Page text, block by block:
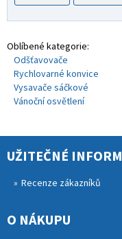
Oblíbené kategorie:
Odšťavovače
Rychlovarné konvice
Vysavače sáčkové
Vánoční osvětlení
UŽITEČNÉ
Recenze zákazníků
O NÁKUPU